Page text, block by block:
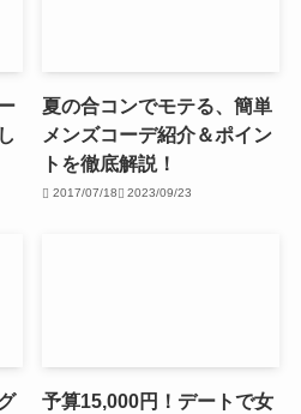
夏の合コンでモテる、簡単
メンズコーデ紹介＆ポイン
トを徹底解説！
2017/07/18 2023/09/23
予算15,000円！デートで女